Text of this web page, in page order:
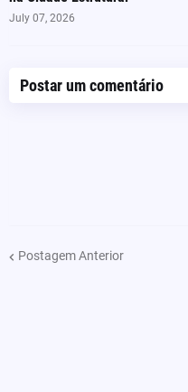
July 07, 2026
Postar um comentário
Postagem Anterior